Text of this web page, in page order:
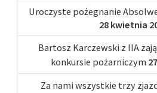
Uroczyste pożegnanie
28 kwietnia
Bartosz Karczewski z IIA
konkursie pożarniczym
Za nami wszystkie trzy